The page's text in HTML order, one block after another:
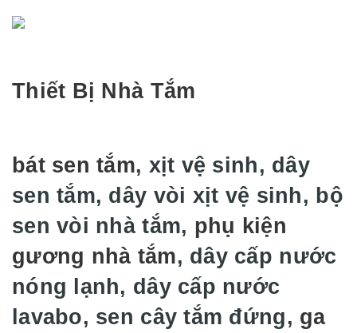
Thiết Bị Nhà Tắm
bát sen tắm, xịt vệ sinh, dây
sen tắm, dây vòi xịt vệ sinh, bộ
sen vòi nhà tắm, phụ kiện
gương nhà tắm, dây cấp nước
nóng lạnh, dây cấp nước
lavabo, sen cây tắm đứng, ga